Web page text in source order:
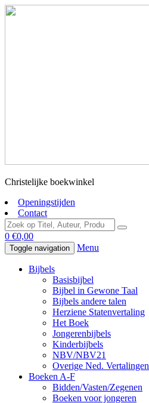
Christelijke boekwinkel
Openingstijden
Contact
0 €0,00
Toggle navigation Menu
Bijbels
Basisbijbel
Bijbel in Gewone Taal
Bijbels andere talen
Herziene Statenvertaling
Het Boek
Jongerenbijbels
Kinderbijbels
NBV/NBV21
Overige Ned. Vertalingen
Boeken A-F
Bidden/Vasten/Zegenen
Boeken voor jongeren